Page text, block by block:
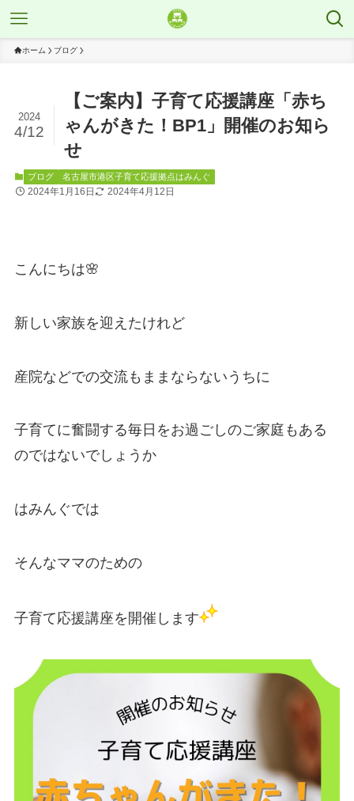
ホーム ブログ
【ご案内】子育て応援講座「赤ち
ゃんがきた！BP1」開催のお知ら
せ
2024
4/12
ブログ 名古屋市港区子育て応援拠点はみんぐ
2024年1月16日 2024年4月12日
こんにちは🌸
新しい家族を迎えたけれど
産院などでの交流もままならないうちに
子育てに奮闘する毎日をお過ごしのご家庭もある
のではないでしょうか
はみんぐでは
そんなママのための
子育て応援講座を開催します